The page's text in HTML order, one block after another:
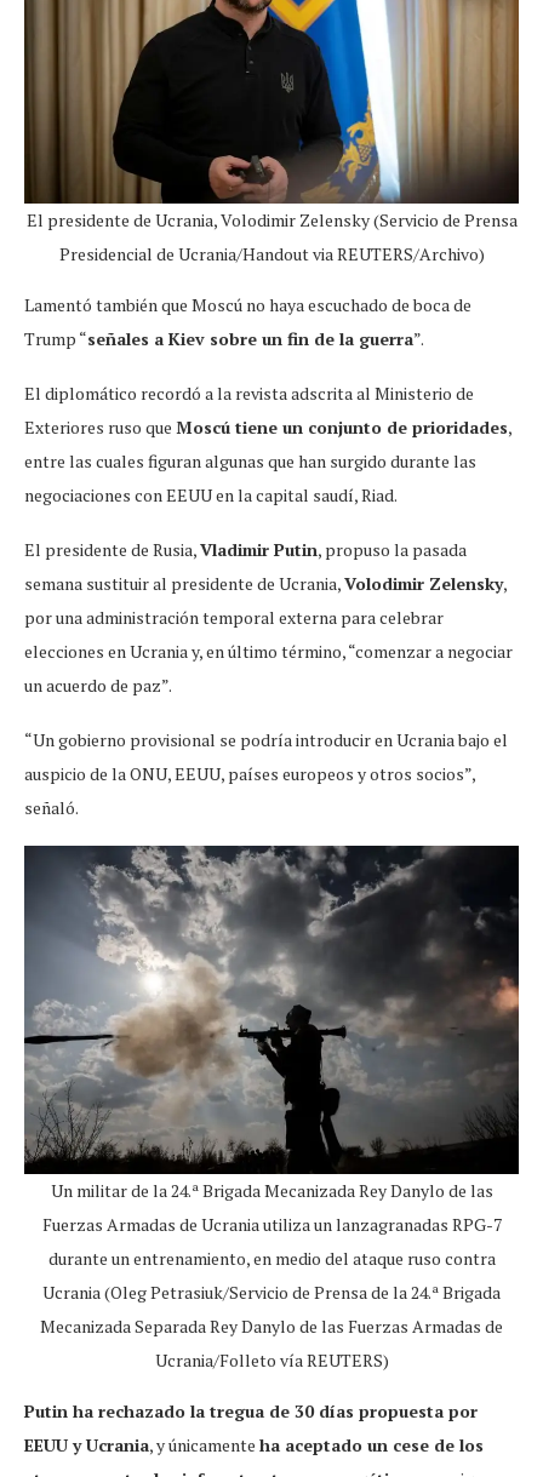
El presidente de Ucrania, Volodimir Zelensky (Servicio de Prensa
Presidencial de Ucrania/Handout via REUTERS/Archivo)
Lamentó también que Moscú no haya escuchado de boca de
Trump “señales a Kiev sobre un fin de la guerra”.
El diplomático recordó a la revista adscrita al Ministerio de
Exteriores ruso que Moscú tiene un conjunto de prioridades,
entre las cuales figuran algunas que han surgido durante las
negociaciones con EEUU en la capital saudí, Riad.
El presidente de Rusia,Vladimir Putin, propuso la pasada
semana sustituir al presidente de Ucrania,Volodimir Zelensky,
por una administración temporal externa para celebrar
elecciones en Ucrania y, en último término, “comenzar a negociar
un acuerdo de paz”.
“Un gobierno provisional se podría introducir en Ucrania bajo el
auspicio de la ONU, EEUU, países europeos y otros socios”,
señaló.
Un militar de la 24.ª Brigada Mecanizada Rey Danylo de las
Fuerzas Armadas de Ucrania utiliza un lanzagranadas RPG-7
durante un entrenamiento, en medio del ataque ruso contra
Ucrania (Oleg Petrasiuk/Servicio de Prensa de la 24.ª Brigada
Mecanizada Separada Rey Danylo de las Fuerzas Armadas de
Ucrania/Folleto vía REUTERS)
Putin ha rechazado la tregua de 30 días propuesta por
EEUU y Ucrania, y únicamente ha aceptado un cese de los